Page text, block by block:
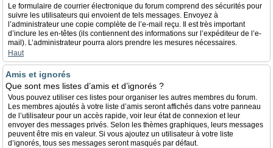
Le formulaire de courrier électronique du forum comprend des sécurités pour
suivre les utilisateurs qui envoient de tels messages. Envoyez à
l’administrateur une copie complète de l’e-mail reçu. Il est très important
d’inclure les en-têtes (ils contiennent des informations sur l’expéditeur de l’e-
mail). L’administrateur pourra alors prendre les mesures nécessaires.
Haut
Amis et ignorés
Que sont mes listes d’amis et d’ignorés ?
Vous pouvez utiliser ces listes pour organiser les autres membres du forum.
Les membres ajoutés à votre liste d’amis seront affichés dans votre panneau
de l’utilisateur pour un accès rapide, voir leur état de connexion et leur
envoyer des messages privés. Selon les thèmes graphiques, leurs messages
peuvent être mis en valeur. Si vous ajoutez un utilisateur à votre liste
d’ignorés, tous ses messages seront masqués par défaut.